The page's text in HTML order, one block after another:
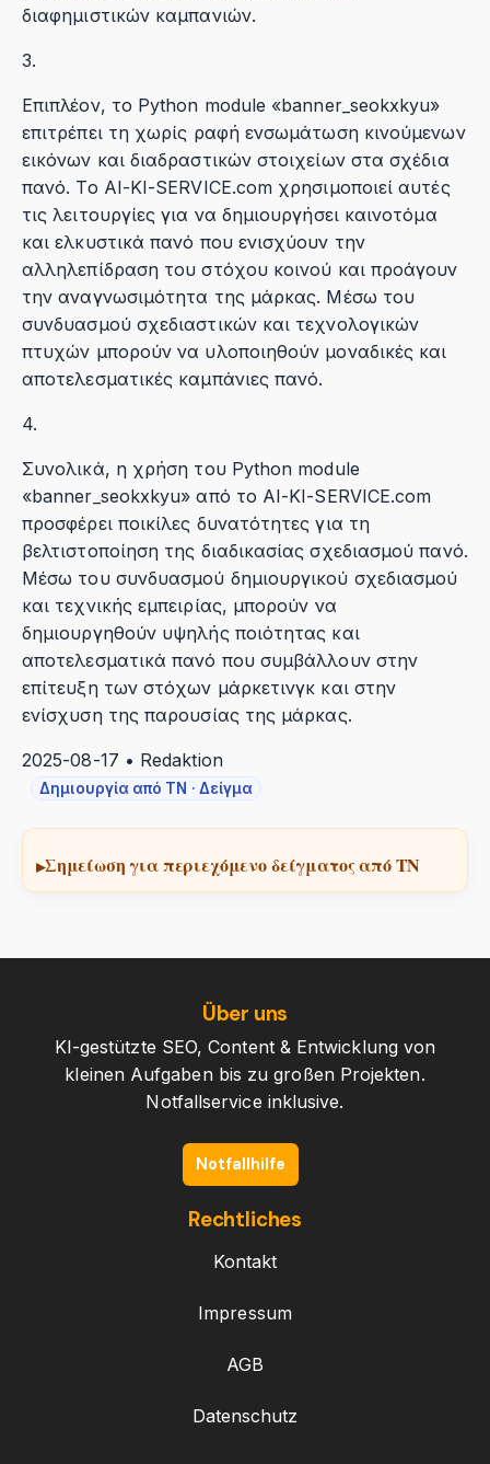
διαφημιστικών καμπανιών.
3.
Επιπλέον, το Python module «banner_seokxkyu»
επιτρέπει τη χωρίς ραφή ενσωμάτωση κινούμενων
εικόνων και διαδραστικών στοιχείων στα σχέδια
πανό. Το AI-KI-SERVICE.com χρησιμοποιεί αυτές
τις λειτουργίες για να δημιουργήσει καινοτόμα
και ελκυστικά πανό που ενισχύουν την
αλληλεπίδραση του στόχου κοινού και προάγουν
την αναγνωσιμότητα της μάρκας. Μέσω του
συνδυασμού σχεδιαστικών και τεχνολογικών
πτυχών μπορούν να υλοποιηθούν μοναδικές και
αποτελεσματικές καμπάνιες πανό.
4.
Συνολικά, η χρήση του Python module
«banner_seokxkyu» από το AI-KI-SERVICE.com
προσφέρει ποικίλες δυνατότητες για τη
βελτιστοποίηση της διαδικασίας σχεδιασμού πανό.
Μέσω του συνδυασμού δημιουργικού σχεδιασμού
και τεχνικής εμπειρίας, μπορούν να
δημιουργηθούν υψηλής ποιότητας και
αποτελεσματικά πανό που συμβάλλουν στην
επίτευξη των στόχων μάρκετινγκ και στην
ενίσχυση της παρουσίας της μάρκας.
2025-08-17 • Redaktion
Δημιουργία από ΤΝ · Δείγμα
Σημείωση για περιεχόμενο δείγματος από ΤΝ
Über uns
KI-gestützte SEO, Content & Entwicklung von
kleinen Aufgaben bis zu großen Projekten.
Notfallservice inklusive.
Notfallhilfe
Rechtliches
Kontakt
Impressum
AGB
Datenschutz